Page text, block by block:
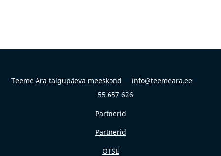
Teeme Ära talgupäeva meeskond info@teemeara.ee
55 657 626
Partnerid
Partnerid
OTSE